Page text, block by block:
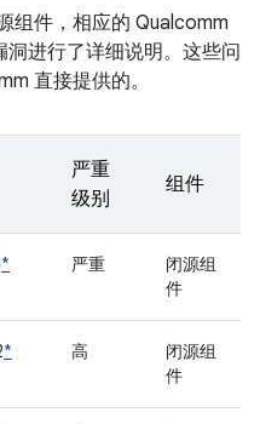
组件，相应的 Qualcomm
进行了详细说明。这些问
直接提供的。
严重
级别
组件
* 严重
闭源组
件
* 高
闭源组
件